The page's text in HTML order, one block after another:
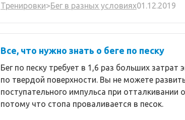
Тренировки>Бег в разных условиях01.12.2019
Все, что нужно знать о беге по песку
Бег по песку требует в 1,6 раз больших затрат
по твердой поверхности. Вы не можете
поступательного импульса при отталкивании
потому что стопа проваливается в песок.